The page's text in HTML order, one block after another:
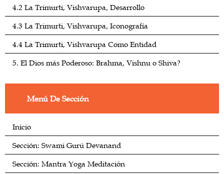
4.2 La Trimurti, Vishvarupa, Desarrollo
4.3 La Trimurti, Vishvarupa, Iconografía
4.4 La Trimurti, Vishvarupa Como Entidad
5. El Dios más Poderoso: Brahma, Vishnu o Shiva?
Menú De Sección
Inicio
Sección: Swami Gurú Devanand
Sección: Mantra Yoga Meditación